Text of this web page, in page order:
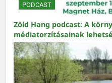
PODCAST
Zöld Hang podcast: A
médiatorzításainak